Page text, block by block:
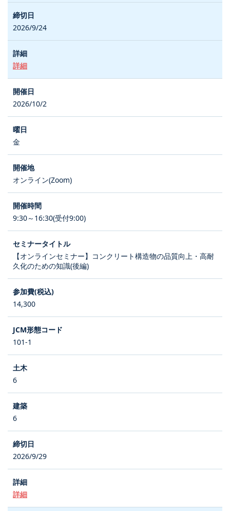
2026/9/24
詳細
2026/10/2
金
オンライン(Zoom)
9:30～16:30(受付9:00)
【オンラインセミナー】コンクリート構造物の品質向上・高耐
久化のための知識(後編)
14,300
101-1
6
6
2026/9/29
詳細